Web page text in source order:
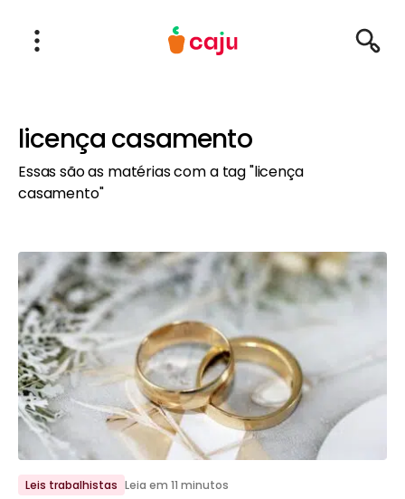
Menu Principal
Abrir Menu
licença casamento
Essas são as matérias com a tag "licença
casamento"
Leis trabalhistas Leia em 11 minutos